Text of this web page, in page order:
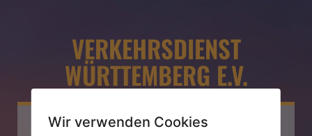
VERKEHRSDIENST
WÜRTTEMBERG E.V.
Wir verwenden Cookies